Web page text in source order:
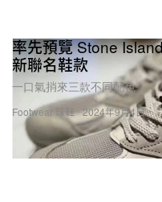
Footwear 球鞋
率先預覽 Stone
新聯名鞋款
一口氣捎來三款不同配色。
2024年9月4日